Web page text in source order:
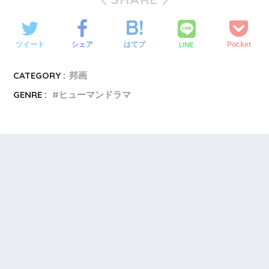
ツイート シェア はてブ LINE Pocket
CATEGORY : 邦画
GENRE :
ヒューマンドラマ